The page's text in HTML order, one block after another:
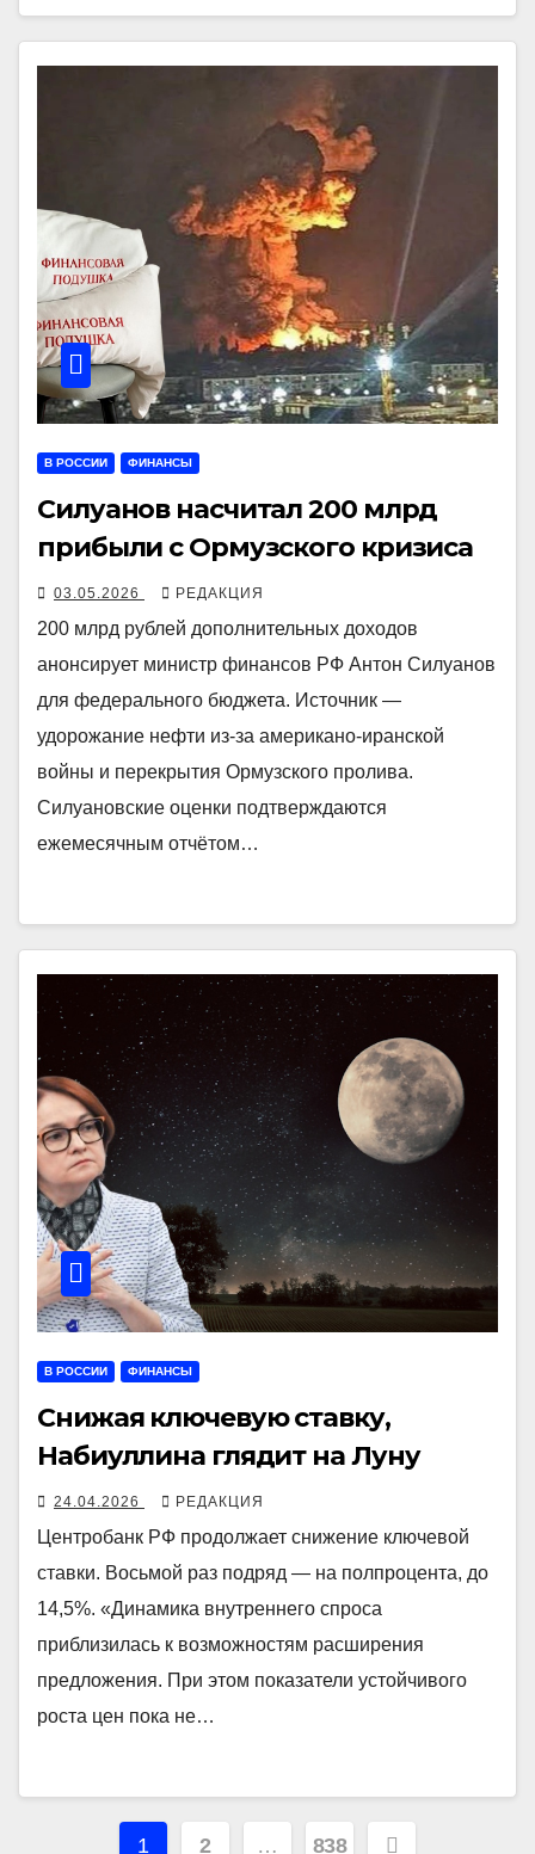
В РОССИИ ФИНАНСЫ
Силуанов насчитал 200 млрд
прибыли с Ормузского кризиса
03.05.2026 РЕДАКЦИЯ
200 млрд рублей дополнительных доходов
анонсирует министр финансов РФ Антон Силуанов
для федерального бюджета. Источник —
удорожание нефти из-за американо-иранской
войны и перекрытия Ормузского пролива.
Силуановские оценки подтверждаются
ежемесячным отчётом…
В РОССИИ ФИНАНСЫ
Снижая ключевую ставку,
Набиуллина глядит на Луну
24.04.2026 РЕДАКЦИЯ
Центробанк РФ продолжает снижение ключевой
ставки. Восьмой раз подряд — на полпроцента, до
14,5%. «Динамика внутреннего спроса
приблизилась к возможностям расширения
предложения. При этом показатели устойчивого
роста цен пока не…
1 2 … 838